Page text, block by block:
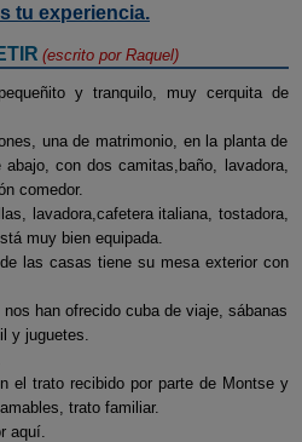
tu experiencia.
(escrito por Raquel)
y tranquilo, muy cerquita de
una de matrimonio, en la planta de
con dos camitas,baño, lavadora,
comedor.
lavadora,cafetera italiana, tostadora,
muy bien equipada.
las casas tiene su mesa exterior con
han ofrecido cuba de viaje, sábanas
y juguetes.
el trato recibido por parte de Montse y
trato familiar.
aquí.